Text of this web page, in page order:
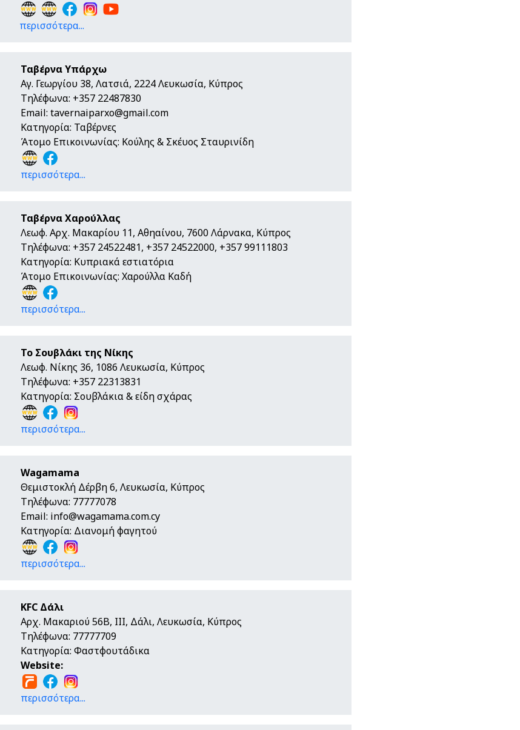
περισσότερα...
Ταβέρνα Υπάρχω
Αγ. Γεωργίου 38, Λατσιά, 2224 Λευκωσία, Κύπρος
Τηλέφωνα: +357 22487830
Email: tavernaiparxo@gmail.com
Κατηγορία: Ταβέρνες
Άτομο Επικοινωνίας: Κούλης & Σκέυος Σταυρινίδη
περισσότερα...
Ταβέρνα Χαρούλλας
Λεωφ. Αρχ. Μακαρίου 11, Αθηαίνου, 7600 Λάρνακα, Κύπρος
Τηλέφωνα: +357 24522481, +357 24522000, +357 99111803
Κατηγορία: Κυπριακά εστιατόρια
Άτομο Επικοινωνίας: Χαρούλλα Καδή
περισσότερα...
Το Σουβλάκι της Νίκης
Λεωφ. Νίκης 36, 1086 Λευκωσία, Κύπρος
Τηλέφωνα: +357 22313831
Κατηγορία: Σουβλάκια & είδη σχάρας
περισσότερα...
Wagamama
Θεμιστοκλή Δέρβη 6, Λευκωσία, Κύπρος
Τηλέφωνα: 77777078
Email: info@wagamama.com.cy
Κατηγορία: Διανομή φαγητού
περισσότερα...
KFC Δάλι
Αρχ. Μακαριού 56Β, ΙΙΙ, Δάλι, Λευκωσία, Κύπρος
Τηλέφωνα: 77777709
Κατηγορία: Φαστφουτάδικα
Website:
περισσότερα...